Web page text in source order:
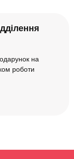
на
роботи